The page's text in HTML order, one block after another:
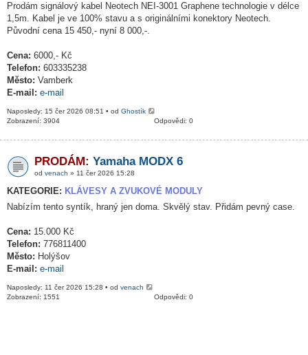
Prodám signálový kabel Neotech NEI-3001 Graphene technologie v délce
1,5m. Kabel je ve 100% stavu a s originálními konektory Neotech.
Původní cena 15 450,- nyní 8 000,-.
Cena: 6000,- Kč
Telefon: 603335238
Město: Vamberk
E-mail: e-mail
Naposledy: 15 čer 2026 08:51 • od Ghostík
Odpovědi: 0
Zobrazení: 3904
PRODÁM: Yamaha MODX 6
od venach » 11 čer 2026 15:28
KATEGORIE: KLÁVESY A ZVUKOVÉ MODULY
Nabízím tento syntík, hraný jen doma. Skvělý stav. Přidám pevný case.
Cena: 15.000 Kč
Telefon: 776811400
Město: Holýšov
E-mail: e-mail
Naposledy: 11 čer 2026 15:28 • od venach
Odpovědi: 0
Zobrazení: 1551